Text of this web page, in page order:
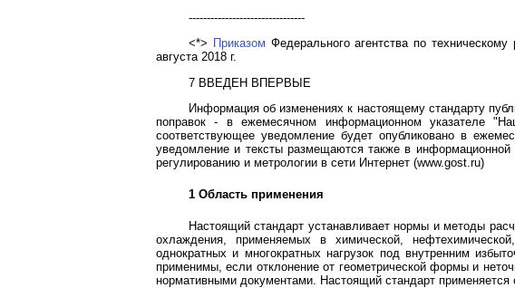
--------------------------------
<*> Приказом Федерального агентства по
августа 2018 г.
7 ВВЕДЕН ВПЕРВЫЕ
Информация об изменениях к настоящему стандарту
поправок - в ежемесячном информационном указателе
соответствующее уведомление будет опубликовано в
уведомление и тексты размещаются также в
регулированию и метрологии в сети Интернет (www.gost.ru)
1 Область применения
Настоящий стандарт устанавливает нормы и методы
охлаждения, применяемых в химической,
однократных и многократных нагрузок под внутренним
применимы, если отклонение от геометрической формы и
нормативными документами. Настоящий стандарт применяется